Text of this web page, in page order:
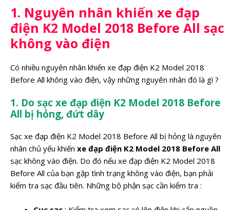
1. Nguyên nhân khiến xe đạp
điện K2 Model 2018 Before All sạc
không vào điện
Có nhiều nguyên nhân khiến xe đạp điện K2 Model 2018
Before All không vào điện, vậy những nguyên nhân đó là gì ?
1. Do sạc xe đạp điện K2 Model 2018 Before
All bị hỏng, đứt dây
Sạc xe đạp điện K2 Model 2018 Before All bị hỏng là nguyên
nhân chủ yếu khiến xe đạp điện K2 Model 2018 Before All
sạc không vào điện. Do đó nếu xe đạp điện K2 Model 2018
Before All của bạn gặp tình trạng không vào điện, bạn phải
kiểm tra sạc đầu tiên. Những bộ phận sạc cần kiểm tra :